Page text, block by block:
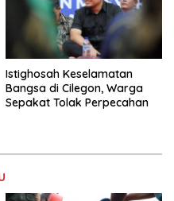
Istighosah Keselamatan
Bangsa di Cilegon, Warga
Sepakat Tolak Perpecahan